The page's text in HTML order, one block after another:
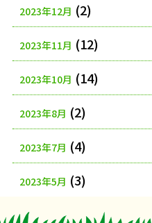
2023年12月 (2)
2023年11月 (12)
2023年10月 (14)
2023年8月 (2)
2023年7月 (4)
2023年5月 (3)